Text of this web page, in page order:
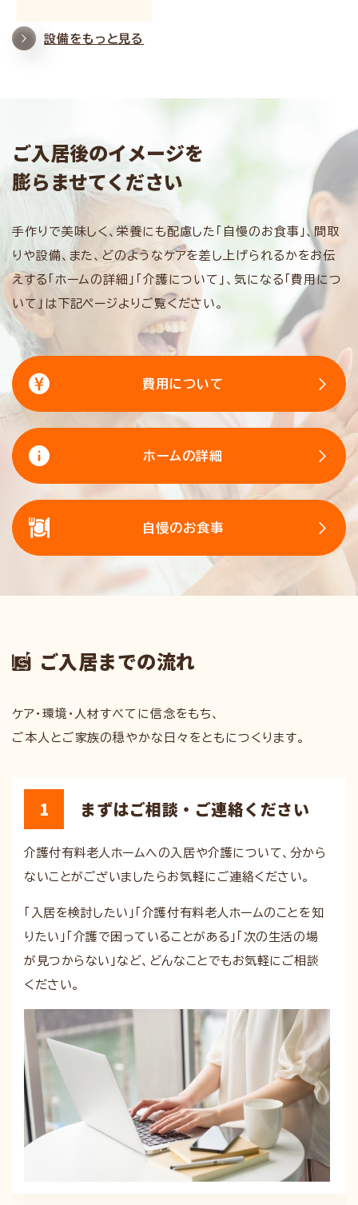
設備をもっと見る
ご入居後のイメージを
膨らませてください
手作りで美味しく、栄養にも配慮した「自慢のお食事」、間取
りや設備、また、どのようなケアを差し上げられるかをお伝
えする「ホームの詳細」「介護について」、気になる「費用につ
いて」は下記ページよりご覧ください。
費用について
ホームの詳細
自慢のお食事
ご入居までの流れ
ケア・環境・⼈材すべてに信念をもち、
ご本人とご家族の穏やかな日々をともにつくります。
1 まずはご相談・ご連絡ください
介護付有料老人ホームへの入居や介護について、分から
ないことがございましたらお気軽にご連絡ください。
「入居を検討したい」「介護付有料老人ホームのことを知
りたい」「介護で困っていることがある」「次の生活の場
が見つからない」など、どんなことでもお気軽にご相談
ください。